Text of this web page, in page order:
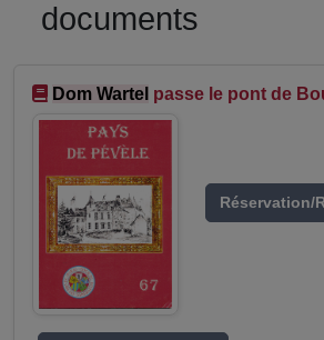
documents
Dom Wartel passe le pont de
Réservation/